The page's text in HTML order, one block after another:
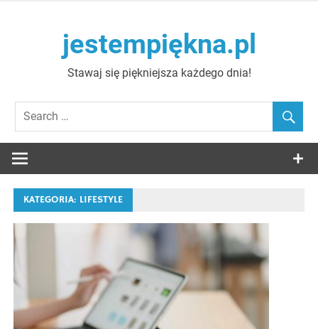
jestempiękna.pl
Stawaj się piękniejsza każdego dnia!
KATEGORIA: LIFESTYLE